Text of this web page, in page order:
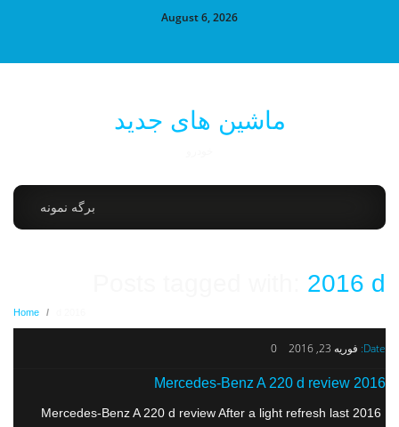
August 6, 2026
ماشین های جدید
برگه نمونه
Posts tagged with:2016 d
Home
Date: فوریه 23, 2016 0
2016 Mercedes-Benz A 220 d review
2016 Mercedes-Benz A 220 d review After a light refresh last